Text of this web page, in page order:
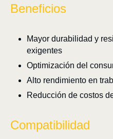
Beneficios
Mayor durabilidad y
exigentes
Optimización del
Alto rendimiento en
Reducción de costos
Compatibilidad